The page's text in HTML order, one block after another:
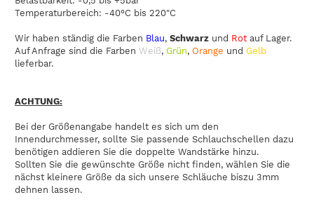
Temperaturbereich: -40°C bis 220"C
Wir haben ständig die Farben Blau, Schwarz und Rot auf Lager.
Auf Anfrage sind die Farben Weiß, Grün, Orange und Gelb
lieferbar.
ACHTUNG:
Bei der Größenangabe handelt es sich um den
Innendurchmesser, sollte Sie passende Schlauchschellen dazu
benötigen addieren Sie die doppelte Wandstärke hinzu.
Sollten Sie die gewünschte Größe nicht finden, wählen Sie die
nächst kleinere Größe da sich unsere Schläuche biszu 3mm
dehnen lassen.